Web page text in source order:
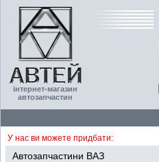
інтернет-магазин
автозапчастин
У нас ви можете придбати:
Автозапчастини ВАЗ